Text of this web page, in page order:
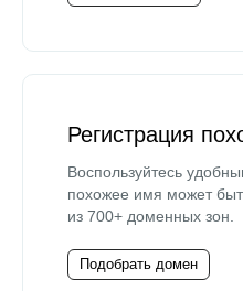
Регистрация
Воспользуйтесь
похожее имя может
из 700+ доменных зон.
Подобрать домен